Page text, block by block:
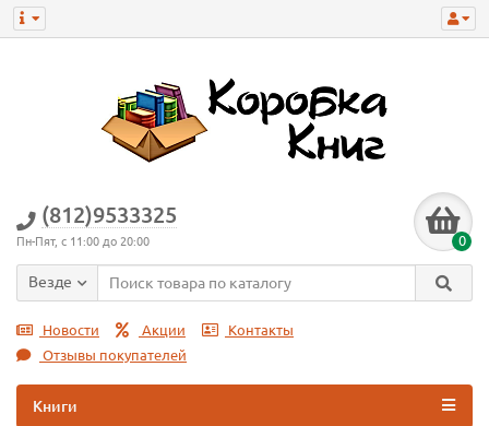
(812)9533325
Пн-Пят, с 11:00 до 20:00 0
Везде
Новости Акции
Контакты
Отзывы покупателей
Книги